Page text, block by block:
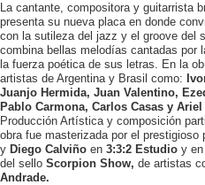
La cantante, compositora y guitarrista
presenta su nueva placa en donde
con la sutileza del jazz y el groove del
combina bellas melodías cantadas por
la fuerza poética de sus letras. En la
artistas de Argentina y Brasil como:
Juanjo Hermida, Juan Valentino,
Pablo Carmona, Carlos Casas y Ariel
Producción Artística y composición
obra fue masterizada por el prestigioso
y Diego Calviño en 3:3:2 Estudio y
del sello Scorpion Show, de artistas
Andrade.